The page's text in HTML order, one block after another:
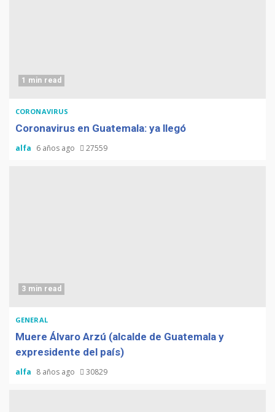
1 min read
CORONAVIRUS
Coronavirus en Guatemala: ya llegó
alfa 6 años ago 27559
3 min read
GENERAL
Muere Álvaro Arzú (alcalde de Guatemala y
expresidente del país)
alfa 8 años ago 30829